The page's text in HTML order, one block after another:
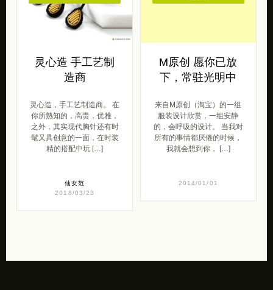
灵心造 手工艺制
造商
灵心造，手工艺制造商。 在
你所熟知的，高贵，优雅，
之外，其实现代胸针还有时
髦又具创意的一面，在时装
精的搭配中玩 […]
仙女范
2018/03/23
M原创 愿你已放
下，常驻光明中
来自M原创（淘宝）的一组
服装设计欣赏，一组安静
的，会呼吸的设计。 当我对
所有的事情都厌倦的时候，
我就会想到你， […]
2014/01/01